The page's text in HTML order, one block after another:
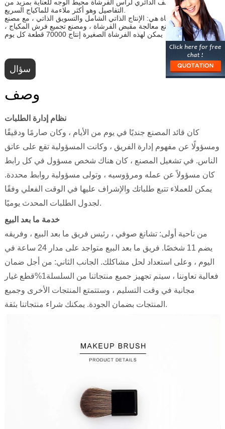
يلائم الشكل نصف الدائري لرأس الفرشاة محيط الوجه للعناية بمزيد من
مزايا هذه الفرشاة هي: الإنتاج الذاتي الشامل والتسويق الذاتي ، مع مصنع
الرسم ، ومصنع معالجة مقبض الفرشاة ، ومصنع تجميع فرش المكياج ،
يمكن لهذه الفرشاة الصغيرة إنتاج 70000 قطعة كل يوم
سؤال
وصف
نظام إدارة الطلبات
كان قائد المصنع جنديًا في يوم من الأيام ، وكان صارمًا ودقيقًا
ومسؤولًا عن مفهوم إدارة الفريق ، وكانت المسؤولية تقع على عاتق
الناس. في تشغيل المصنع ، كان هناك شخص مسؤول في كل رابط
كان مسؤولاً عن عمله ومرؤوسيه ، وتولى مسؤولية روابط محددة.
يمكن للعملاء تتبع طلباتك والإشراف عليها في الوقت الفعلي وفقًا
لجدول الطلبات المحدث يوميًا.
خدمة ما بعد البيع
من ناحية أولى: تشانغ صوفي ، رئيس فريق ما بعد البيع ، وفريقه
يضم 11 شخصًا. فريق ما بعد البيع متواجد على مدار 24 ساعة في
اليوم ، وعلى استعداد لحل مشاكلك. الجانب الثاني: من أجل ضمان
فعالية تعاوننا ، سيتم تجهيز جميع منتجاتنا من السلسلة1%قطع غيار
مجانية في وقت التسليم ، وستتمتع المنتجات الأخرى وجميع
المنتجات بضمان الجودة. يمكنك شراء منتجاتنا بثقة.